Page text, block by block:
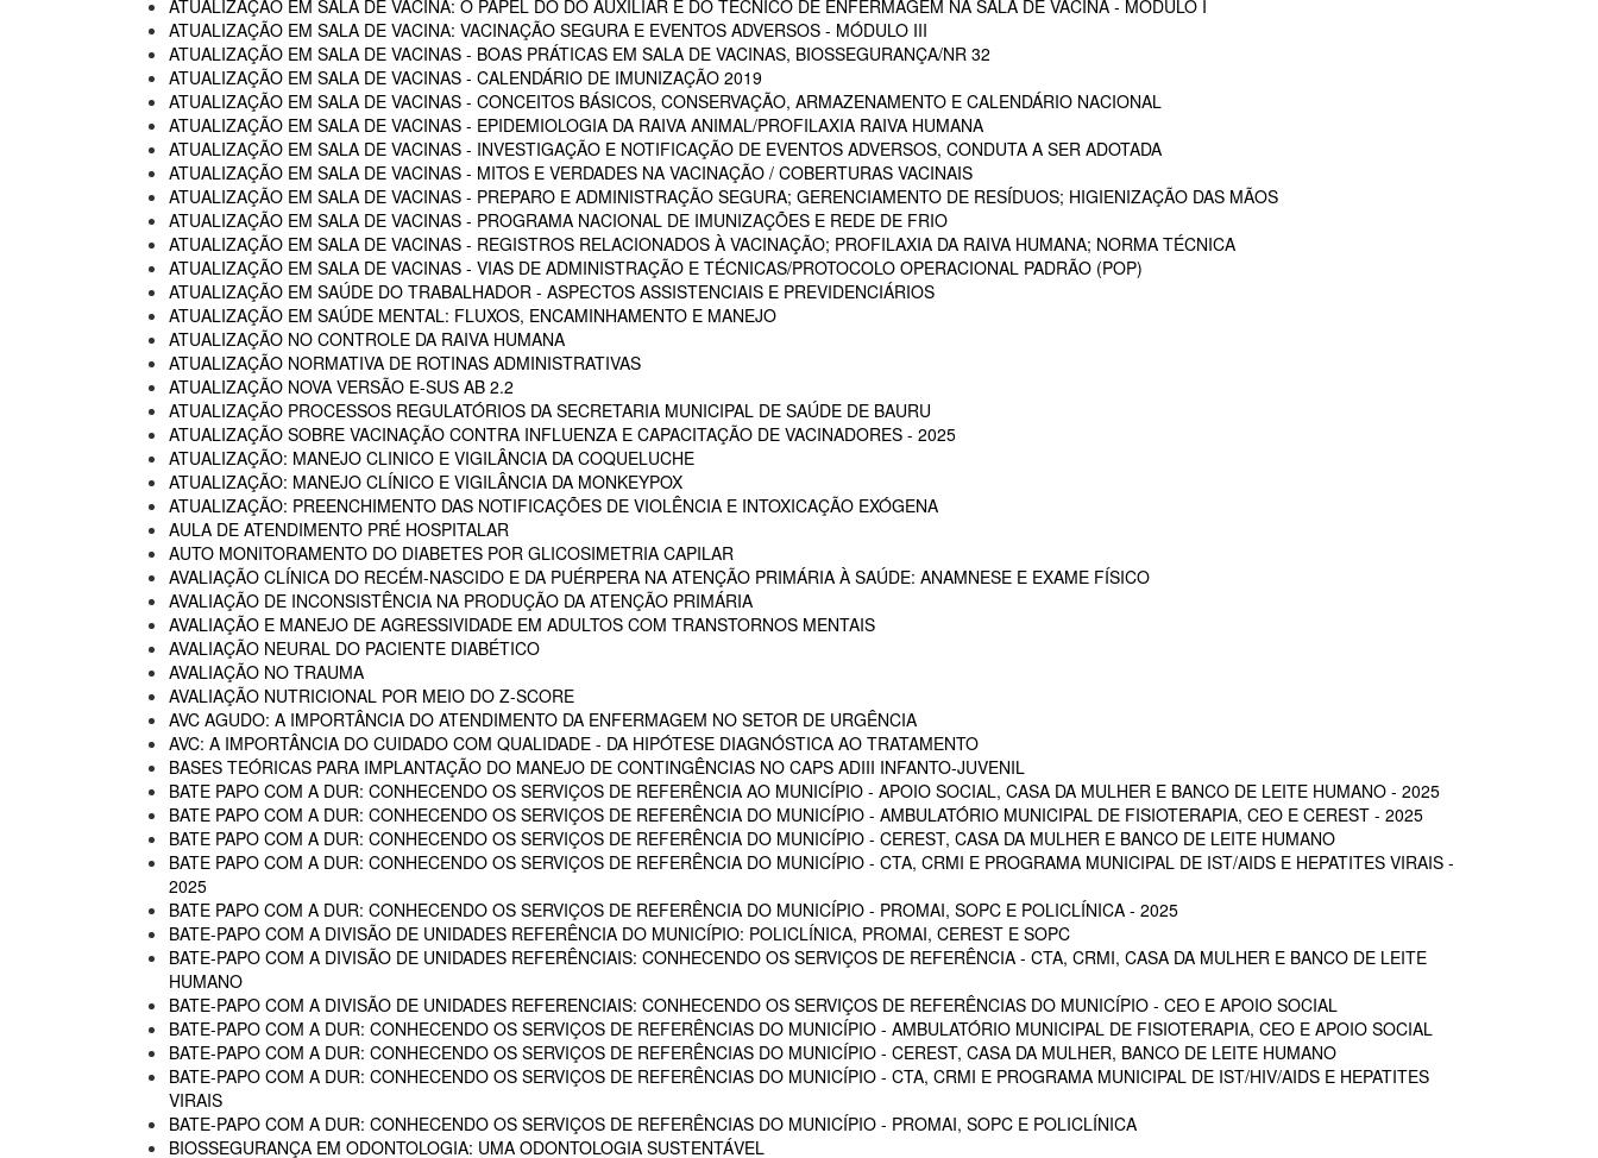
ATUALIZAÇÃO EM SALA DE VACINA: O PAPEL DO DO AUXILIAR E DO TÉCNICO DE ENFERMAGEM NA SALA DE VACINA - MÓDULO I
ATUALIZAÇÃO EM SALA DE VACINA: VACINAÇÃO SEGURA E EVENTOS ADVERSOS - MÓDULO III
ATUALIZAÇÃO EM SALA DE VACINAS - BOAS PRÁTICAS EM SALA DE VACINAS, BIOSSEGURANÇA/NR 32
ATUALIZAÇÃO EM SALA DE VACINAS - CALENDÁRIO DE IMUNIZAÇÃO 2019
ATUALIZAÇÃO EM SALA DE VACINAS - CONCEITOS BÁSICOS, CONSERVAÇÃO, ARMAZENAMENTO E CALENDÁRIO NACIONAL
ATUALIZAÇÃO EM SALA DE VACINAS - EPIDEMIOLOGIA DA RAIVA ANIMAL/PROFILAXIA RAIVA HUMANA
ATUALIZAÇÃO EM SALA DE VACINAS - INVESTIGAÇÃO E NOTIFICAÇÃO DE EVENTOS ADVERSOS, CONDUTA A SER ADOTADA
ATUALIZAÇÃO EM SALA DE VACINAS - MITOS E VERDADES NA VACINAÇÃO / COBERTURAS VACINAIS
ATUALIZAÇÃO EM SALA DE VACINAS - PREPARO E ADMINISTRAÇÃO SEGURA; GERENCIAMENTO DE RESÍDUOS; HIGIENIZAÇÃO DAS MÃOS
ATUALIZAÇÃO EM SALA DE VACINAS - PROGRAMA NACIONAL DE IMUNIZAÇÕES E REDE DE FRIO
ATUALIZAÇÃO EM SALA DE VACINAS - REGISTROS RELACIONADOS À VACINAÇÃO; PROFILAXIA DA RAIVA HUMANA; NORMA TÉCNICA
ATUALIZAÇÃO EM SALA DE VACINAS - VIAS DE ADMINISTRAÇÃO E TÉCNICAS/PROTOCOLO OPERACIONAL PADRÃO (POP)
ATUALIZAÇÃO EM SAÚDE DO TRABALHADOR - ASPECTOS ASSISTENCIAIS E PREVIDENCIÁRIOS
ATUALIZAÇÃO EM SAÚDE MENTAL: FLUXOS, ENCAMINHAMENTO E MANEJO
ATUALIZAÇÃO NO CONTROLE DA RAIVA HUMANA
ATUALIZAÇÃO NORMATIVA DE ROTINAS ADMINISTRATIVAS
ATUALIZAÇÃO NOVA VERSÃO E-SUS AB 2.2
ATUALIZAÇÃO PROCESSOS REGULATÓRIOS DA SECRETARIA MUNICIPAL DE SAÚDE DE BAURU
ATUALIZAÇÃO SOBRE VACINAÇÃO CONTRA INFLUENZA E CAPACITAÇÃO DE VACINADORES - 2025
ATUALIZAÇÃO: MANEJO CLINICO E VIGILÂNCIA DA COQUELUCHE
ATUALIZAÇÃO: MANEJO CLÍNICO E VIGILÂNCIA DA MONKEYPOX
ATUALIZAÇÃO: PREENCHIMENTO DAS NOTIFICAÇÕES DE VIOLÊNCIA E INTOXICAÇÃO EXÓGENA
AULA DE ATENDIMENTO PRÉ HOSPITALAR
AUTO MONITORAMENTO DO DIABETES POR GLICOSIMETRIA CAPILAR
AVALIAÇÃO CLÍNICA DO RECÉM-NASCIDO E DA PUÉRPERA NA ATENÇÃO PRIMÁRIA À SAÚDE: ANAMNESE E EXAME FÍSICO
AVALIAÇÃO DE INCONSISTÊNCIA NA PRODUÇÃO DA ATENÇÃO PRIMÁRIA
AVALIAÇÃO E MANEJO DE AGRESSIVIDADE EM ADULTOS COM TRANSTORNOS MENTAIS
AVALIAÇÃO NEURAL DO PACIENTE DIABÉTICO
AVALIAÇÃO NO TRAUMA
AVALIAÇÃO NUTRICIONAL POR MEIO DO Z-SCORE
AVC AGUDO: A IMPORTÂNCIA DO ATENDIMENTO DA ENFERMAGEM NO SETOR DE URGÊNCIA
AVC: A IMPORTÂNCIA DO CUIDADO COM QUALIDADE - DA HIPÓTESE DIAGNÓSTICA AO TRATAMENTO
BASES TEÓRICAS PARA IMPLANTAÇÃO DO MANEJO DE CONTINGÊNCIAS NO CAPS ADIII INFANTO-JUVENIL
BATE PAPO COM A DUR: CONHECENDO OS SERVIÇOS DE REFERÊNCIA AO MUNICÍPIO - APOIO SOCIAL, CASA DA MULHER E BANCO DE LEITE HUMANO - 2025
BATE PAPO COM A DUR: CONHECENDO OS SERVIÇOS DE REFERÊNCIA DO MUNICÍPIO - AMBULATÓRIO MUNICIPAL DE FISIOTERAPIA, CEO E CEREST - 2025
BATE PAPO COM A DUR: CONHECENDO OS SERVIÇOS DE REFERÊNCIA DO MUNICÍPIO - CEREST, CASA DA MULHER E BANCO DE LEITE HUMANO
BATE PAPO COM A DUR: CONHECENDO OS SERVIÇOS DE REFERÊNCIA DO MUNICÍPIO - CTA, CRMI E PROGRAMA MUNICIPAL DE IST/AIDS E HEPATITES VIRAIS -
2025
BATE PAPO COM A DUR: CONHECENDO OS SERVIÇOS DE REFERÊNCIA DO MUNICÍPIO - PROMAI, SOPC E POLICLÍNICA - 2025
BATE-PAPO COM A DIVISÃO DE UNIDADES REFERÊNCIA DO MUNICÍPIO: POLICLÍNICA, PROMAI, CEREST E SOPC
BATE-PAPO COM A DIVISÃO DE UNIDADES REFERÊNCIAIS: CONHECENDO OS SERVIÇOS DE REFERÊNCIA - CTA, CRMI, CASA DA MULHER E BANCO DE LEITE
HUMANO
BATE-PAPO COM A DIVISÃO DE UNIDADES REFERENCIAIS: CONHECENDO OS SERVIÇOS DE REFERÊNCIAS DO MUNICÍPIO - CEO E APOIO SOCIAL
BATE-PAPO COM A DUR: CONHECENDO OS SERVIÇOS DE REFERÊNCIAS DO MUNICÍPIO - AMBULATÓRIO MUNICIPAL DE FISIOTERAPIA, CEO E APOIO SOCIAL
BATE-PAPO COM A DUR: CONHECENDO OS SERVIÇOS DE REFERÊNCIAS DO MUNICÍPIO - CEREST, CASA DA MULHER, BANCO DE LEITE HUMANO
BATE-PAPO COM A DUR: CONHECENDO OS SERVIÇOS DE REFERÊNCIAS DO MUNICÍPIO - CTA, CRMI E PROGRAMA MUNICIPAL DE IST/HIV/AIDS E HEPATITES
VIRAIS
BATE-PAPO COM A DUR: CONHECENDO OS SERVIÇOS DE REFERÊNCIAS DO MUNICÍPIO - PROMAI, SOPC E POLICLÍNICA
BIOSSEGURANÇA EM ODONTOLOGIA: UMA ODONTOLOGIA SUSTENTÁVEL